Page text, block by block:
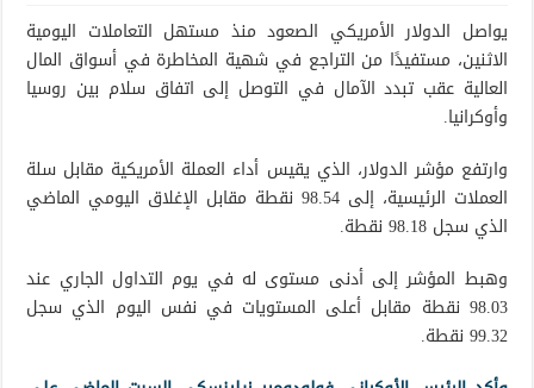
يواصل الدولار الأمريكي الصعود منذ مستهل التعاملات اليومية
الاثنين، مستفيدًا من التراجع في شهية المخاطرة في أسواق المال
العالية عقب تبدد الآمال في التوصل إلى اتفاق سلام بين روسيا
وأوكرانيا.
وارتفع مؤشر الدولار، الذي يقيس أداء العملة الأمريكية مقابل سلة
العملات الرئيسية، إلى 98.54 نقطة مقابل الإغلاق اليومي الماضي
الذي سجل 98.18 نقطة.
وهبط المؤشر إلى أدنى مستوى له في يوم التداول الجاري عند
98.03 نقطة مقابل أعلى المستويات في نفس اليوم الذي سجل
99.32 نقطة.